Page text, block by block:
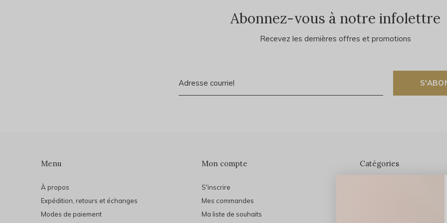
Abonnez-vous à notre infolettre
Recevez les dernières offres et promotions
Menu
À propos
Expédition, retours et échanges
Modes de paiement
Mon compte
S'inscrire
Mes commandes
Ma liste de souhaits
Catégories